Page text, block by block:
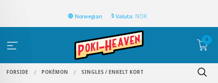
Norwegian Valuta: NOK
0
FORSIDE POKÉMON SINGLES / ENKELT KORT